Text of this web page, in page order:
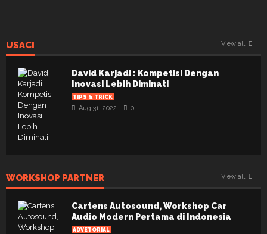
USACI View all
David Karjadi : Kompetisi Dengan
Inovasi Lebih Diminati
TIPS & TRICK
Aug 31, 2022 0
WORKSHOP PARTNER View all
Cartens Autosound, Workshop Car
Audio Modern Pertama di Indonesia
ADVETORIAL